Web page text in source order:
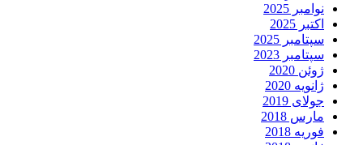
نوامبر 2025
اکتبر 2025
سپتامبر 2025
سپتامبر 2023
ژوئن 2020
ژانویه 2020
جولای 2019
مارس 2018
فوریه 2018